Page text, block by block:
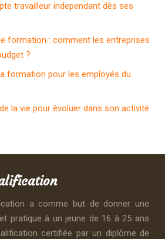
travailleur independant dès ses
formation : comment les entreprises
?
formation pour les employés du
la vie pour évoluer dans son activité
a comme but de donner une
pratique à un jeune de 16 à 25 ans
certifiée par un diplôme de